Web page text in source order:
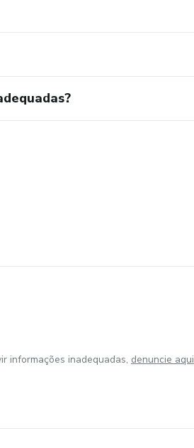
informações inadequadas, denuncie aqui